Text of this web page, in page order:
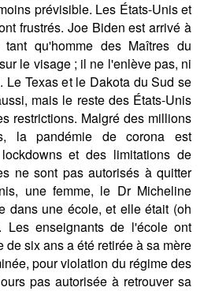
prévisible. Les États-Unis et
frustrés. Joe Biden est arrivé à
qu'homme des Maîtres du
le visage ; il ne l'enlève pas, ni
Le Texas et le Dakota du Sud se
mais le reste des États-Unis
restrictions. Malgré des millions
la pandémie de corona est
et des limitations de
ne sont pas autorisés à quitter
une femme, le Dr Micheline
dans une école, et elle était (oh
enseignants de l'école ont
six ans a été retirée à sa mère
pour violation du régime des
pas autorisée à retrouver sa